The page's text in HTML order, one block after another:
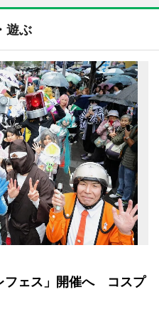
遊ぶ
フェス」開催へ コスプ